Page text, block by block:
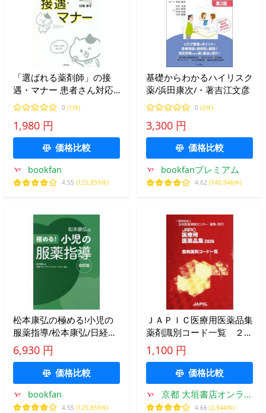
「選ばれる薬剤師」の接
遇・マナー 患者さん対応
のプロをめざす!/村尾孝子
0 (1件)
1,980 円
価格比較
bookfan
4.55 (125,859件)
基礎からわかるハイリスク
薬/浜田康次/・著吉江文彦
0 (2件)
3,300 円
価格比較
bookfanプレミアム
4.62 (140,946件)
松本康弘の極める!小児の
服薬指導/松本康弘/日経ド
ラッグインフォメーション
6,930 円
価格比較
bookfan
4.55 (125,859件)
ＪＡＰＩＣ医療用医薬品集
薬剤識別コード一覧 ２０
２６ / 日本医薬情報センタ
ー
1,100 円
価格比較
京都 大垣書店オンライ
ン
4.66 (2,944件)